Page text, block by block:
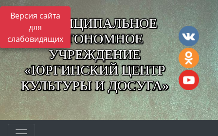
Версия сайта
для
слабовидящих
МУНИЦИПАЛЬНОЕ
АВТОНОМНОЕ
УЧРЕЖДЕНИЕ
«ЮРГИНСКИЙ ЦЕНТР
КУЛЬТУРЫ И ДОСУГА»